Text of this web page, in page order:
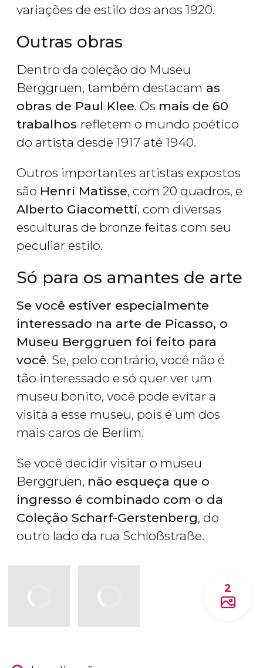
variações de estilo dos anos 1920.
Outras obras
Dentro da coleção do Museu
Berggruen, também destacam as
obras de Paul Klee. Os mais de 60
trabalhos refletem o mundo poético
do artista desde 1917 até 1940.
Outros importantes artistas expostos
são Henri Matisse, com 20 quadros, e
Alberto Giacometti, com diversas
esculturas de bronze feitas com seu
peculiar estilo.
Só para os amantes de arte
Se você estiver especialmente
interessado na arte de Picasso, o
Museu Berggruen foi feito para
você. Se, pelo contrário, você não é
tão interessado e só quer ver um
museu bonito, você pode evitar a
visita a esse museu, pois é um dos
mais caros de Berlim.
Se você decidir visitar o museu
Berggruen, não esqueça que o
ingresso é combinado com o da
Coleção Scharf-Gerstenberg, do
outro lado da rua Schloßstraße.
2